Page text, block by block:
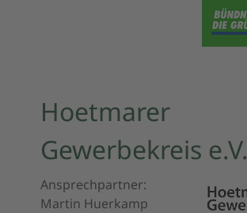
Hoetmarer
Gewerbekreis e.V.
Ansprechpartner:
Martin Huerkamp